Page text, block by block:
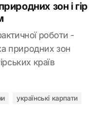
зон і гір
роботи -
природних зон
країв
українські карпати